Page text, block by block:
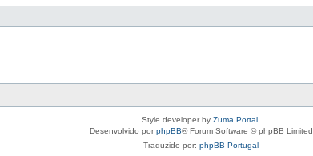
Style developer by Zuma Portal
Desenvolvido porphpBB® Forum Software © phpBB Limited
Traduzido por: phpBB Portugal